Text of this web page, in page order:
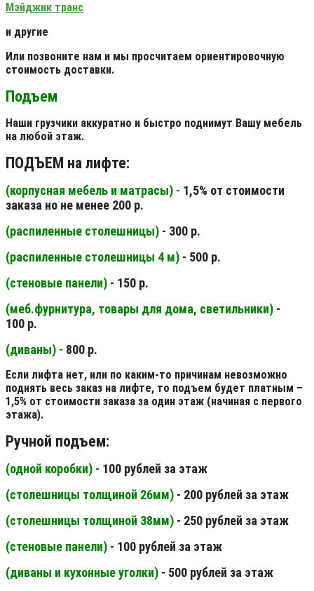
Мэйджик транс
и другие
Или позвоните нам и мы просчитаем ориентировочную
стоимость доставки.
Подъем
Наши грузчики аккуратно и быстро поднимут Вашу мебель
на любой этаж.
ПОДЪЕМ на лифте:
(корпусная мебель и матрасы) - 1,5% от стоимости
заказа но не менее 200 р.
(распиленные столешницы) - 300 р.
(распиленные столешницы 4 м) - 500 р.
(стеновые панели) - 150 р.
(меб.фурнитура, товары для дома, светильники) -
100 р.
(диваны) - 800 р.
Если лифта нет, или по каким-то причинам невозможно
поднять весь заказ на лифте, то подъем будет платным –
1,5% от стоимости заказа за один этаж (начиная с первого
этажа).
Ручной подъем:
(одной коробки) - 100 рублей за этаж
(столешницы толщиной 26мм) - 200 рублей за этаж
(столешницы толщиной 38мм) - 250 рублей за этаж
(стеновые панели) - 100 рублей за этаж
(диваны и кухонные уголки) - 500 рублей за этаж